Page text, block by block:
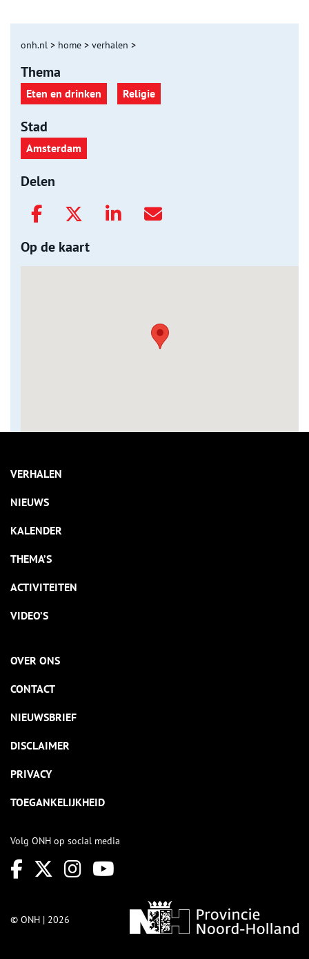
onh.nl > home > verhalen >
Thema
Eten en drinken Religie
Stad
Amsterdam
Delen
Op de kaart
VERHALEN
NIEUWS
KALENDER
THEMA’S
ACTIVITEITEN
VIDEO’S
OVER ONS
CONTACT
NIEUWSBRIEF
DISCLAIMER
PRIVACY
TOEGANKELIJKHEID
Volg ONH op social media
© ONH | 2026